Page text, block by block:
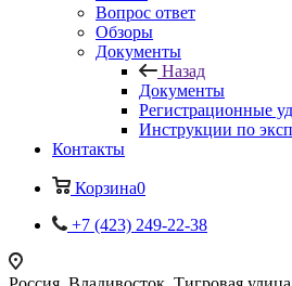
Вопрос ответ
Обзоры
Документы
Назад
Документы
Регистрационные
Инструкции по
Контакты
Корзина0
+7 (423) 249-22-38